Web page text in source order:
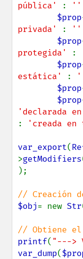
pública'
: ''
$prop
privada'
: ''
$prop
protegida'
:
$prop
estática'
:
$prop
$prop
:
'creada en
var_export(
>getModifiers
);
$obj= new Str
printf( "--->
var_dump(